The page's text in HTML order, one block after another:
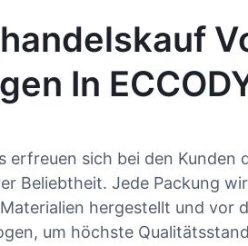
In
sich bei den Kunden
Beliebtheit. Jede Packung
hergestellt und vor
um höchste